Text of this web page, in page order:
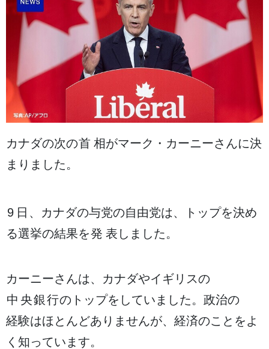
カナダの次の首相がマーク・カーニーさんに決
まりました。
9日 、カナダの与党の自由党は、トップを決め
る選挙の結果を発表 しました。
カーニーさんは、カナダやイギリスの
中央銀行のトップをしていました。 政治の
経験はほとんどありませんが、 経済のことをよ
く 知っています。